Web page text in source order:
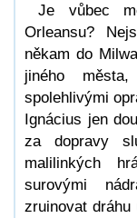
Je vůbec
Orleansu?
někam do
jiného
spolehlivými
Ignácius jen
za dopravy
malilinkých
surovými
zruinovat dráhu